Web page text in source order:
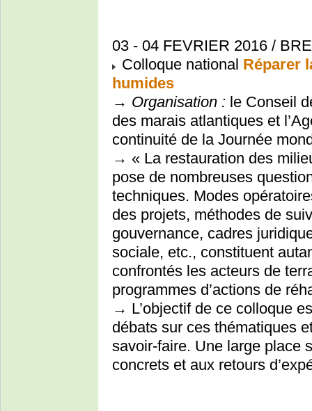
03 - 04 FEVRIER 2016 /
Colloque national Réparer
humides
→ Organisation : le Conseil
des marais atlantiques et
continuité de la Journée
→ « La restauration des
pose de nombreuses
techniques. Modes
des projets, méthodes de
gouvernance, cadres
sociale, etc., constituent
confrontés les acteurs de
programmes d’actions de
→ L’objectif de ce colloque
débats sur ces thématiques
savoir-faire. Une large place
concrets et aux retours